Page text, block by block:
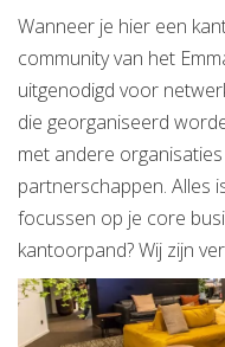
Wanneer je hier een
community van het
uitgenodigd voor
die georganiseerd
met andere
partnerschappen. Alles
focussen op je core
kantoorpand? Wij zijn